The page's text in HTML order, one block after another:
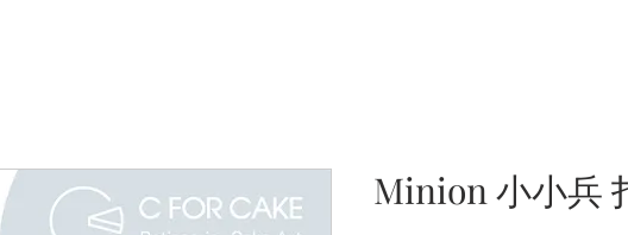
Minion 小小兵